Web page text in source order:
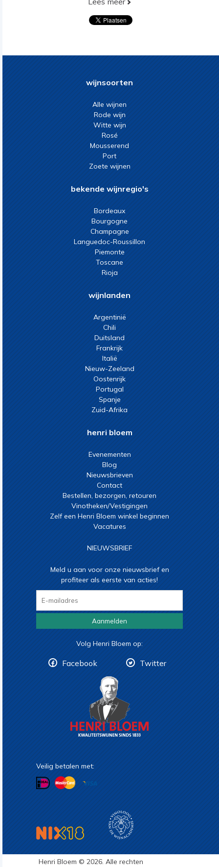
wijnsoorten
Alle wijnen
Rode wijn
Witte wijn
Rosé
Mousserend
Port
Zoete wijnen
bekende wijnregio's
Bordeaux
Bourgogne
Champagne
Languedoc-Roussillon
Piemonte
Toscane
Rioja
wijnlanden
Argentinië
Chili
Duitsland
Frankrijk
Italië
Nieuw-Zeeland
Oostenrijk
Portugal
Spanje
Zuid-Afrika
henri bloem
Evenementen
Blog
Nieuwsbrieven
Contact
Bestellen, bezorgen, retouren
Vinotheken/Vestigingen
Zelf een Henri Bloem winkel beginnen
Vacatures
NIEUWSBRIEF
Meld u aan voor onze nieuwsbrief en
profiteer als eerste van acties!
Aanmelden
Volg Henri Bloem op:
Facebook Twitter
Veilig betalen met:
Henri Bloem © 2026. Alle rechten